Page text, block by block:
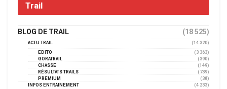
Trail
BLOG DE TRAIL (18 525)
ACTU TRAIL
(14 320)
EDITO
(3 363)
GORATRAIL
(390)
CHASSE
(149)
RÉSULTATS TRAILS
(739)
PREMIUM
(38)
INFOS ENTRAINEMENT
(4 233)